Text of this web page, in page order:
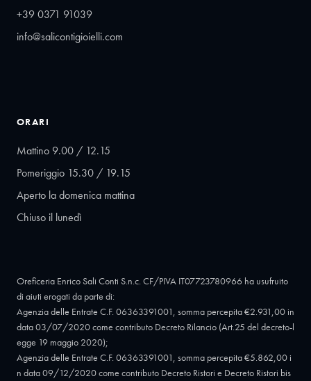
+39 0371 91039
info@salicontigioielli.com
ORARI
Mattino 9.00 / 12.15
Pomeriggio 15.30 / 19.15
Aperto la domenica mattina
Chiuso il lunedì
Oreficeria Enrico Sali Conti S.n.c. CF/PIVA IT07723780966 ha usufruito
di aiuti erogati da parte di:
Agenzia delle Entrate C.F. 06363391001, somma percepita €2.931,00 in
data 03/07/2020 come contributo Decreto Rilancio (Art.25 del decreto-l
egge 19 maggio 2020);
Agenzia delle Entrate C.F. 06363391001, somma percepita €5.862,00 i
n data 09/12/2020 come contributo Decreto Ristori e Decreto Ristori bis